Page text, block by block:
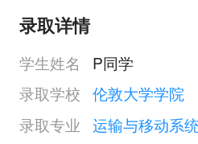
录取详情
学生姓名
P同学
录取学校 伦敦大学学院
录取专业 运输与移动系